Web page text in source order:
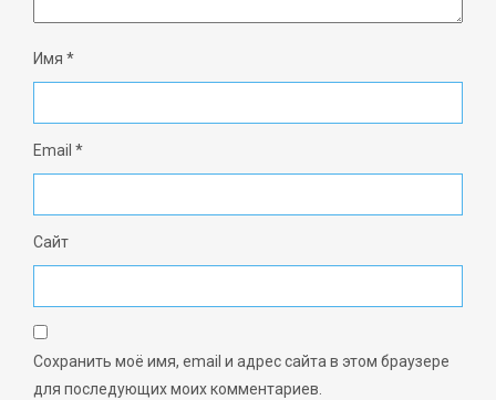
Имя *
Email *
Сайт
Сохранить моё имя, email и адрес сайта в этом браузере
для последующих моих комментариев.